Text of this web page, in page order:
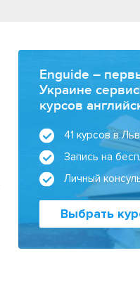
Enguide –
Украине
курсов
41 курсов в
Запись на
Личный
Выбрать